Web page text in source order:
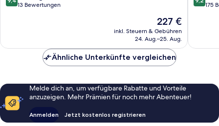
von13 Bewertungen
Der
Preis
beträgt
227 €
inkl. Steuern & Gebühren
24. Aug.–25. Aug.
von175
Ähnliche Unterkünfte vergleichen
Melde dich an, um verfügbare Rabatte und Vorteile
anzuzeigen. Mehr Prämien für noch mehr Abenteuer!
Anmelden Jetzt kostenlos registrieren